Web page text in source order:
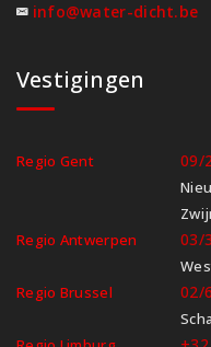
info@water-dicht.be
Vestigingen
Regio Gent 09/
Regio Antwerpen
03/
Regio Brussel
02/